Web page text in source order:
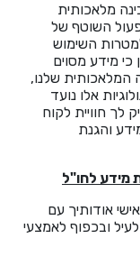
מלאכותית
השוטף של
השימוש
כי מידע מסוים
המלאכותית שלנו,
אלו נועד
לך חוויית לקוח
והגנת
אודותיך עם
ובכפוף לאמצעי